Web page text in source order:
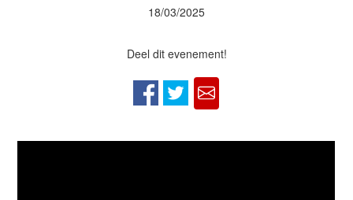
18/03/2025
Deel dit evenement!